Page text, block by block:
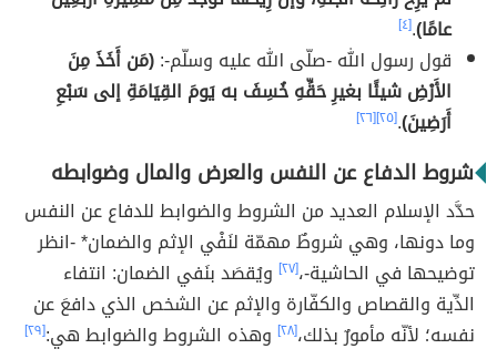
عامًا).[٤]
قول رسول الله -صلّى الله عليه وسلّم-:(مَن أَخَذَ مِنَ
الأَرْضِ شيئًا بغيرِ حَقِّهِ خُسِفَ به يَومَ القِيَامَةِ إلى سَبْعِ
أَرَضِينَ).[٢٥] [٢٦]
شروط الدفاع عن النفس والعرض والمال وضوابطه
حدَّد الإسلام العديد من الشروط والضوابط للدفاع عن النفس
وما دونها، وهي شروطٌ مهمّة لنَفْي الإثم والضمان* -انظر
توضيحها في الحاشية-،[٢٧]
ويُقصَد بنَفي الضمان: انتفاء
الدِّية والقصاص والكفّارة والإثم عن الشخص الذي دافعَ عن
نفسه؛ لأنّه مأمورٌ بذلك،[٢٨] وهذه الشروط والضوابط هي:[٢٩]